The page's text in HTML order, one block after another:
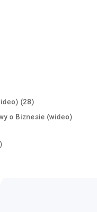
(28)
o Biznesie (wideo)